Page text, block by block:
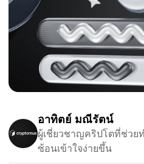
อาทิตย์ มณีรัตน์
ผู้เชี่ยวชาญคริปโตที่ช่วย
ซ้อนเข้าใจง่ายขึ้น